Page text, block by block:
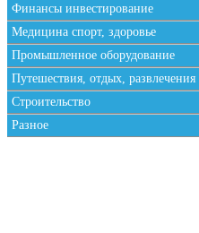
Финансы инвестирование
Медицина спорт, здоровье
Промышленное оборудование
Путешествия, отдых, развлечения
Строительство
Разное